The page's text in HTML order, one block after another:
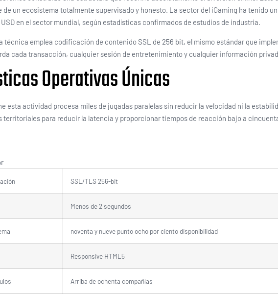
un ecosistema totalmente supervisado y honesto. La sector del iGaming ha tenido
en el sector mundial, según estadísticas confirmados de estudios de industria.
técnica emplea codificación de contenido SSL de 256 bit, el mismo estándar que
cada transacción, cualquier sesión de entretenimiento y cualquier información
Operativas Únicas
esta actividad procesa miles de jugadas paralelas sin reducir la velocidad ni la
territoriales para reducir la latencia y proporcionar tiempos de reacción bajo a
SSL/TLS 256-bit
Menos de 2 segundos
noventa y nueve punto ocho por ciento disponibilidad
Responsive HTML5
Arriba de ochenta compañías